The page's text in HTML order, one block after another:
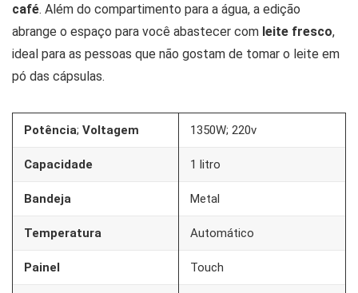
café. Além do compartimento para a água, a edição
abrange o espaço para você abastecer com leite fresco,
ideal para as pessoas que não gostam de tomar o leite em
pó das cápsulas.
Potência; Voltagem 1350W; 220v
Capacidade 1 litro
Bandeja Metal
Temperatura Automático
Painel Touch